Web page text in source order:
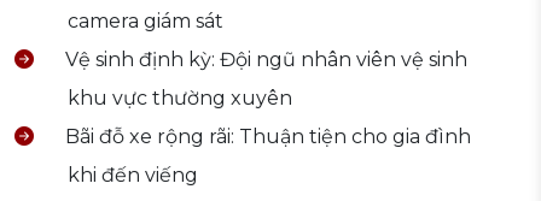
camera giám sát
Vệ sinh định kỳ: Đội ngũ nhân viên vệ sinh
khu vực thường xuyên
Bãi đỗ xe rộng rãi: Thuận tiện cho gia đình
khi đến viếng